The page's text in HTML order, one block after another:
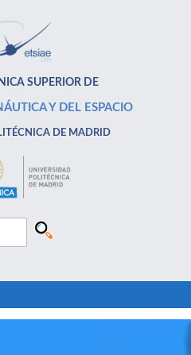
SUPERIOR DE
Y DEL ESPACIO
DE MADRID